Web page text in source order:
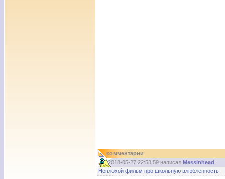
комментарии
2018-05-27 22:58:59 написал Messinhead
Неплохой фильм про школьную влюбленность